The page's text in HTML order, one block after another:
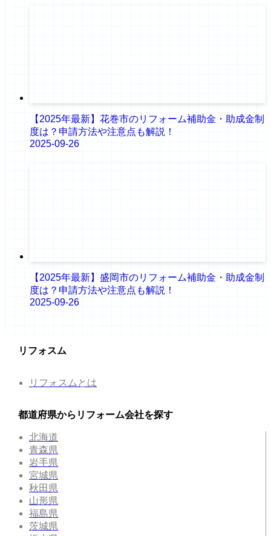
【2025年最新】花巻市のリフォーム補助金・助成金制
度は？申請方法や注意点も解説！
2025-09-26
【2025年最新】盛岡市のリフォーム補助金・助成金制
度は？申請方法や注意点も解説！
2025-09-26
リフォスム
リフォスムとは
都道府県からリフォーム会社を探す
北海道
青森県
岩手県
宮城県
秋田県
山形県
福島県
茨城県